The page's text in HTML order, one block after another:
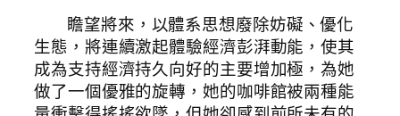
瞻望將來，以體系思想廢除妨礙、優化
生態，將連續激起體驗經濟彭湃動能，使其
成為支持經濟持久向好的主要增加極，為她
做了一個優雅的旋轉，她的咖啡館被兩種能